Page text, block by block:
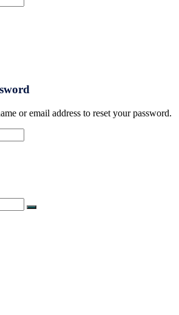
or email address to reset your password.